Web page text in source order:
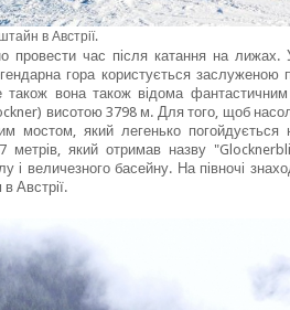
в Австрії.
провести час після катання на лижах.
гора користується заслуженою
вона також відома
висотою 3798 м. Для того, щоб
мостом, який легенько погойдується
метрів, який отримав назву
і величезного басейну. На півночі
Австрії.